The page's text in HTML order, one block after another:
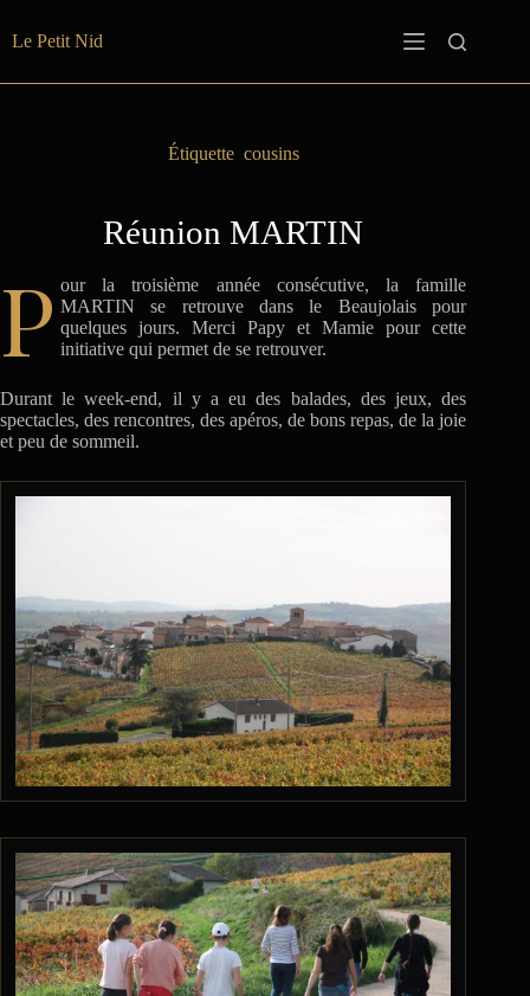
au
contenu
Le Petit Nid
Étiquette cousins
Réunion MARTIN
P our la troisième année consécutive, la famille
MARTIN se retrouve dans le Beaujolais pour
quelques jours. Merci Papy et Mamie pour cette
initiative qui permet de se retrouver.
Durant le week-end, il y a eu des balades, des jeux, des
spectacles, des rencontres, des apéros, de bons repas, de la joie
et peu de sommeil.